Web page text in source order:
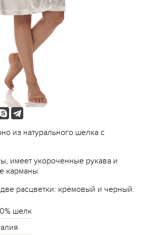
из натурального шелка с
имеет укороченные рукава и
карманы.
расцветки: кремовый и черный.
шелк